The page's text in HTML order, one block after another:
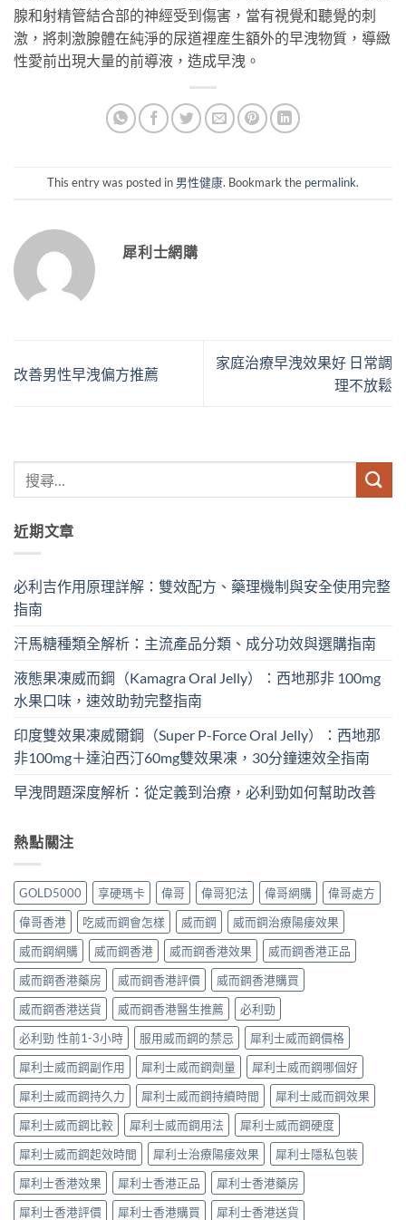
腺和射精管結合部的神經受到傷害，當有視覺和聽覺的刺
激，將刺激腺體在純淨的尿道裡産生額外的早洩物質，導緻
性愛前出現大量的前導液，造成早洩。
This entry was posted in 男性健康. Bookmark the permalink.
犀利士網購
改善男性早洩偏方推薦
家庭治療早洩效果好 日常調
理不放鬆
近期文章
必利吉作用原理詳解：雙效配方、藥理機制與安全使用完整
指南
汗馬糖種類全解析：主流產品分類、成分功效與選購指南
液態果凍威而鋼（Kamagra Oral Jelly）：西地那非 100mg​
水果口味，速效助勃完整指南
印度雙效果凍威爾鋼（Super P-Force Oral Jelly）：西地那
非100mg＋達泊西汀60mg雙效果凍，30分鐘速效全指南
早洩問題深度解析：從定義到治療，必利勁如何幫助改善
熱點關注
GOLD5000 享硬瑪卡 偉哥 偉哥犯法 偉哥網購
偉哥處方
偉哥香港
吃威而鋼會怎樣 威而鋼
威而鋼治療陽痿效果
威而鋼網購
威而鋼香港 威而鋼香港效果
威而鋼香港正品
威而鋼香港藥房
威而鋼香港評價
威而鋼香港購買
威而鋼香港送貨
威而鋼香港醫生推薦
必利勁
必利勁 性前1-3小時
服用威而鋼的禁忌
犀利士威而鋼價格
犀利士威而鋼副作用
犀利士威而鋼劑量
犀利士威而鋼哪個好
犀利士威而鋼持久力
犀利士威而鋼持續時間
犀利士威而鋼效果
犀利士威而鋼比較
犀利士威而鋼用法
犀利士威而鋼硬度
犀利士威而鋼起效時間
犀利士治療陽痿效果
犀利士隱私包裝
犀利士香港效果
犀利士香港正品
犀利士香港藥房
犀利士香港評價
犀利士香港購買 犀利士香港送貨